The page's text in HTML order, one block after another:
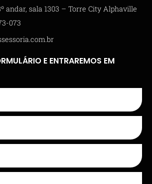
andar, sala 1303 – Torre City Alphaville
073
E ENTRAREMOS EM